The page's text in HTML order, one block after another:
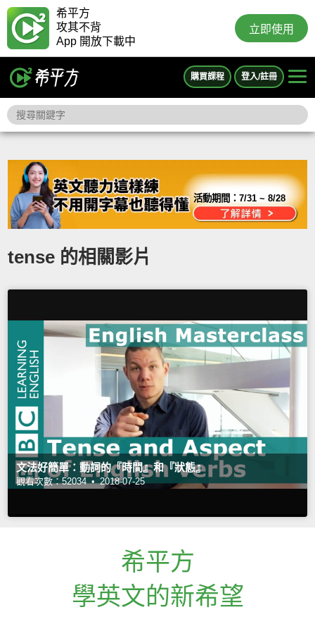
希平方
攻其不背
App 開放下載中
立即使用
購買課程 登入/註冊
活動期間：7/31 ~ 8/28
tense 的相關影片
文法好簡單：動詞的『時間』和『狀態』
觀看次數：52034 • 2018-07-25
希平方
學英文的新希望